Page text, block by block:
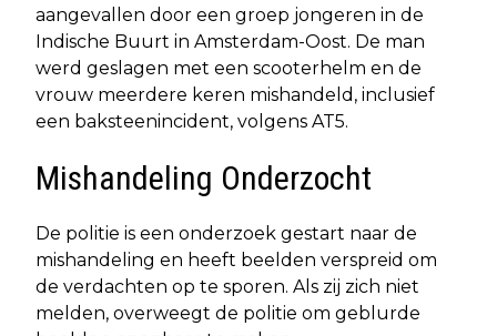
aangevallen door een groep jongeren in de
Indische Buurt in Amsterdam-Oost. De man
werd geslagen met een scooterhelm en de
vrouw meerdere keren mishandeld, inclusief
een baksteenincident, volgens AT5.
Mishandeling Onderzocht
De politie is een onderzoek gestart naar de
mishandeling en heeft beelden verspreid om
de verdachten op te sporen. Als zij zich niet
melden, overweegt de politie om geblurde